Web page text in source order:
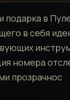
в
в себя
номера
прозрачнос